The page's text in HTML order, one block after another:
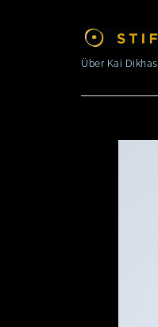
Über Kai Dikhas